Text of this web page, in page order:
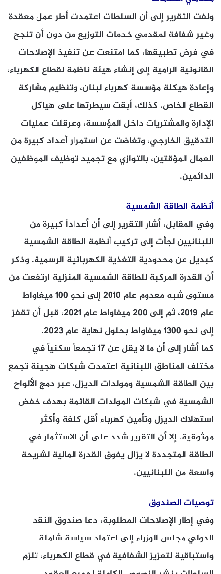
ولفت التقرير إلى أن السلطات اعتمدت أطر عمل معقدة
وغير شفافة لمقدمي خدمات التوزيع من دون أن تنجح
في فرض تطبيقها، كما امتنعت عن تنفيذ الإصلاحات
القانونية الرامية إلى إنشاء هيئة ناظمة لقطاع الكهرباء،
وإعادة هيكلة مؤسسة كهرباء لبنان، وتنظيم مشاركة
القطاع الخاص. كذلك، أبقت سيطرتها على هياكل
الإدارة والمشتريات داخل المؤسسة، وعرقلت عمليات
التدقيق الخارجي، وتغاضت عن استمرار أعداد كبيرة من
العمال المؤقتين، بالتوازي مع تجميد توظيف الموظفين
الدائمين.
أنظمة الطاقة الشمسية
وفي المقابل، أشار التقرير إلى أن أعداداً كبيرة من
اللبنانيين لجأت إلى تركيب أنظمة الطاقة الشمسية
كبديل عن محدودية التغذية الكهربائية الرسمية. وذكر
أن القدرة المركبة للطاقة الشمسية المنزلية ارتفعت من
مستوى شبه معدوم عام 2010 إلى نحو 100 ميغاواط
عام 2019، ثم إلى 200 ميغاواط عام 2021، قبل أن تقفز
إلى نحو 1300 ميغاواط بحلول نهاية عام 2023.
كما أشار إلى أن ما لا يقل عن 17 تجمعاً سكنياً في
مختلف المناطق اللبنانية اعتمدت شبكات هجينة تجمع
بين الطاقة الشمسية ومولدات الديزل، عبر دمج الألواح
الشمسية في شبكات المولدات القائمة بهدف خفض
استهلاك الديزل وتأمين كهرباء أقل كلفة وأكثر
موثوقية. إلا أن التقرير شدد على أن الاستثمار في
الطاقة المتجددة لا يزال يفوق القدرة المالية لشريحة
واسعة من اللبنانيين.
توصيات الصندوق
وفي إطار الإصلاحات المطلوبة، دعا صندوق النقد
الدولي مجلس الوزراء إلى اعتماد سياسة شاملة
واستباقية لتعزيز الشفافية في قطاع الكهرباء، تلزم